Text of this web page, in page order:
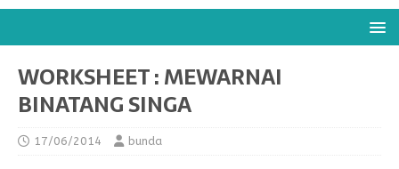
WORKSHEET : MEWARNAI
BINATANG SINGA
17/06/2014 bunda